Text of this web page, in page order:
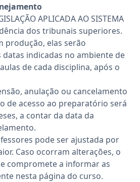
APLICADA AO SISTEMA
dos tribunais superiores.
produção, elas serão
indicadas no ambiente de
de cada disciplina, após o
anulação ou cancelamento
de acesso ao preparatório será
a contar da data da
pode ser ajustada por
Caso ocorram alterações, o
compromete a informar as
nesta página do curso.